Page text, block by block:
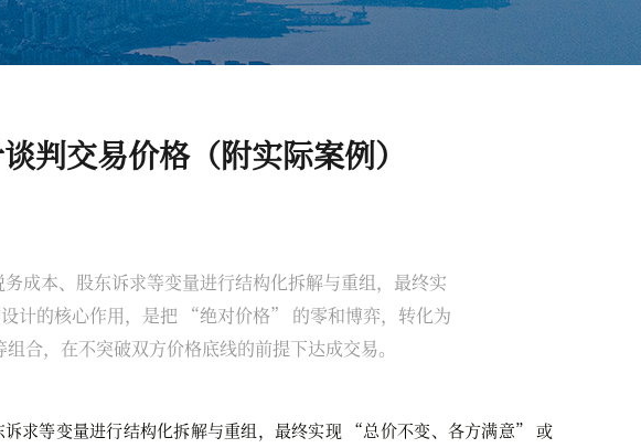
判交易价格（附实际案例）
成本、股东诉求等变量进行结构化拆解与重组，最终实
计的核心作用，是把 “绝对价格” 的零和博弈，转化为
合，在不突破双方价格底线的前提下达成交易。
求等变量进行结构化拆解与重组，最终实现 “总价不变、各方满意” 或